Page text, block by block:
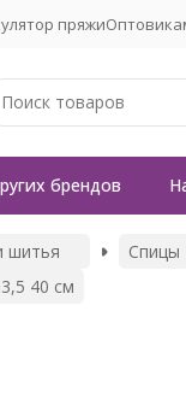
пряжи
брендов
шитья Спицы
40 см